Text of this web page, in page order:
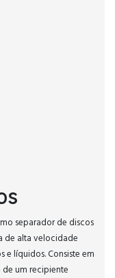
separador de discos
de alta velocidade
líquidos. Consiste em
um recipiente